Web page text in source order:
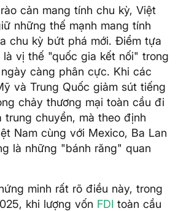
cản mang tính chu kỳ, Việt
những thế mạnh mang tính
chu kỳ bứt phá mới. Điểm tựa
là vị thế "quốc gia kết nối" trong
càng phân cực. Khi các
và Trung Quốc giảm sút tiếng
chảy thương mại toàn cầu đi
chuyển, mà theo định
Nam cùng với Mexico, Ba Lan
là những "bánh răng" quan
minh rất rõ điều này, trong
khi lượng vốn FDI toàn cầu